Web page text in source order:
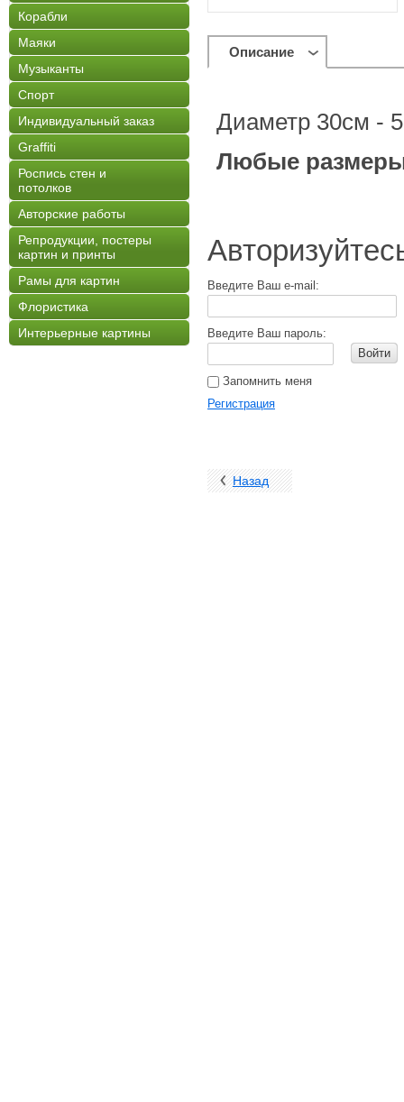
Корабли
Маяки
Музыканты
Спорт
Индивидуальный заказ
Graffiti
Роспись стен и
потолков
Авторские работы
Репродукции, постеры
картин и принты
Рамы для картин
Флористика
Интерьерные картины
Описание
Диаметр 30см -
Любые
Введите Ваш e-mail:
Введите Ваш пароль:
Войти
Запомнить меня
Регистрация
Назад